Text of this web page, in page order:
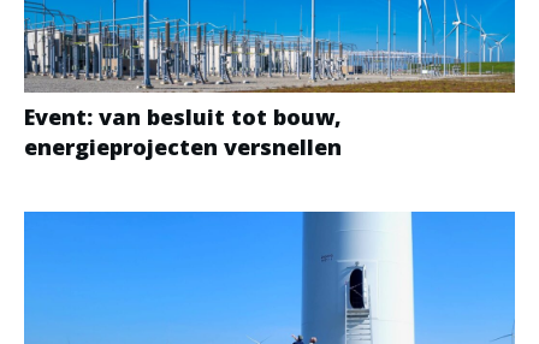
Event: van besluit tot bouw,
energieprojecten versnellen